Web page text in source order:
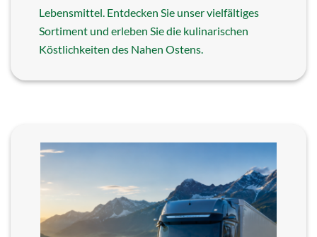
Lebensmittel. Entdecken Sie unser vielfältiges
Sortiment und erleben Sie die kulinarischen
Köstlichkeiten des Nahen Ostens.